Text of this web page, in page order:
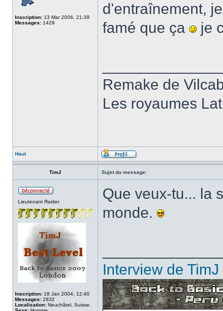
Inscription: 13 Mar 2006, 21:39
Messages: 1429
d'entraînement,
famé que ça
je
Remake de
Les royaumes
Haut
TimJ Sujet du message:
Lieutenant Raider
Inscription: 18 Jan 2004, 12:40
Messages: 2832
Localisation: Neuchâtel, Suisse.
Que veux-tu... la
monde.
Interview de